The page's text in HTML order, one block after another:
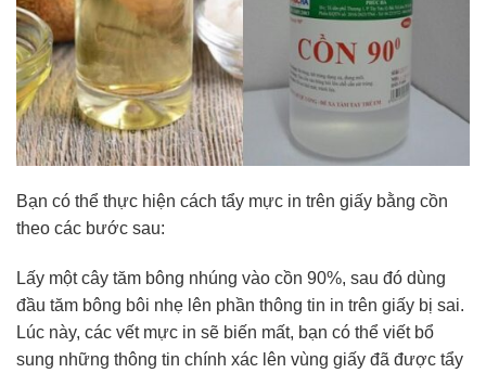
Bạn có thể thực hiện cách tẩy mực in trên giấy bằng cồn
theo các bước sau:
Lấy một cây tăm bông nhúng vào cồn 90%, sau đó dùng
đầu tăm bông bôi nhẹ lên phần thông tin in trên giấy bị sai.
Lúc này, các vết mực in sẽ biến mất, bạn có thể viết bổ
sung những thông tin chính xác lên vùng giấy đã được tẩy